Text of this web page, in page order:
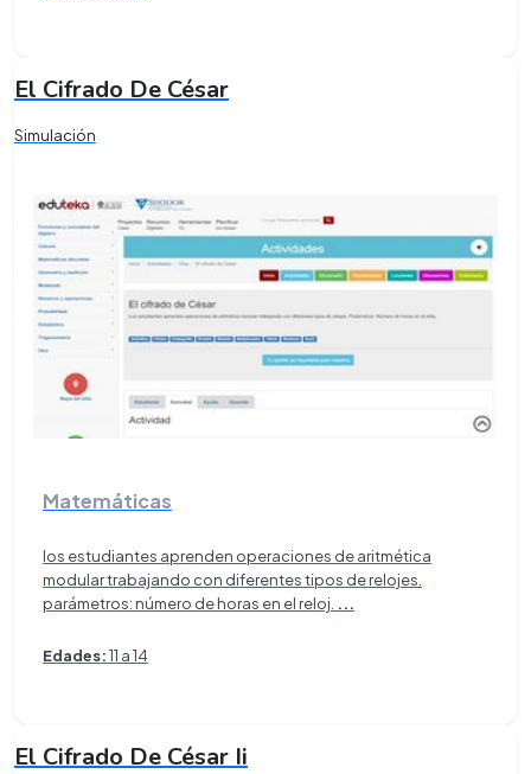
El Cifrado De César
Simulación
Matemáticas
los estudiantes aprenden operaciones de aritmética
modular trabajando con diferentes tipos de relojes.
parámetros: número de horas en el reloj. ...
Edades:11 a 14
El Cifrado De César Ii